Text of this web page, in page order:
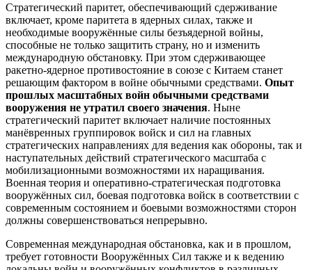
Стратегический паритет, обеспечивающий сдерживание
включает, кроме паритета в ядерных силах, также и
необходимые вооружённые силы безъядерной войны,
способные не только защитить страну, но и изменить
международную обстановку. При этом сдерживающее
ракетно-ядерное противостояние в союзе с Китаем станет
решающим фактором в войне обычными средствами. Опыт
прошлых масштабных войн обычными средствами
вооружения не утратил своего значения. Ныне
стратегический паритет включает наличие постоянных
манёвренных группировок войск и сил на главных
стратегических направлениях для ведения как обороны, так и
наступательных действий стратегического масштаба с
мобилизационными возможностями их наращивания.
Военная теория и оперативно-стратегическая подготовка
вооружённых сил, боевая подготовка войск в соответствии с
современным состоянием и боевыми возможностями сторон
должны совершенствоваться непрерывно.
Современная международная обстановка, как и в прошлом,
требует готовности Вооружённых Сил также и к ведению